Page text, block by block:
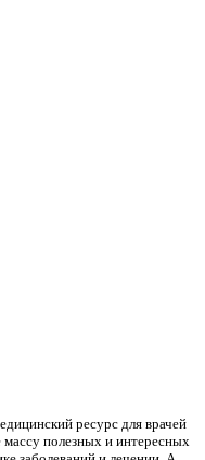
ресурс для врачей
массу полезных и интересных